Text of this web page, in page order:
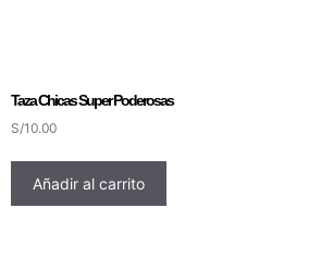
Taza Chicas Super Poderosas
S/10.00
Añadir al carrito